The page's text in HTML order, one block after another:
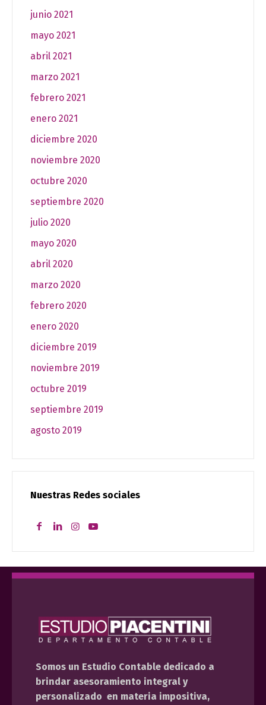
junio 2021
mayo 2021
abril 2021
marzo 2021
febrero 2021
enero 2021
diciembre 2020
noviembre 2020
octubre 2020
septiembre 2020
julio 2020
mayo 2020
abril 2020
marzo 2020
febrero 2020
enero 2020
diciembre 2019
noviembre 2019
octubre 2019
septiembre 2019
agosto 2019
Nuestras Redes sociales
Somos un Estudio Contable dedicado a
brindar asesoramiento integral y
personalizado en materia impositiva,